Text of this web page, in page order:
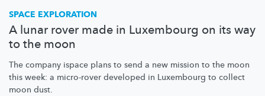
SPACE EXPLORATION
A lunar rover made in Luxembourg on its way
to the moon
The company ispace plans to send a new mission to the moon
this week: a micro-rover developed in Luxembourg to collect
moon dust.